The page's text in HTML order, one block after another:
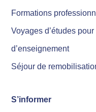
Formations
Voyages d’études
d’enseignement
Séjour de
S’informer